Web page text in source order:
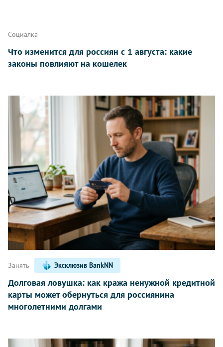
Социалка
Что изменится для россиян с 1 августа: какие
законы повлияют на кошелек
Занять Эксклюзив BankNN
Долговая ловушка: как кража ненужной кредитной
карты может обернуться для россиянина
многолетними долгами